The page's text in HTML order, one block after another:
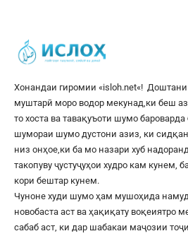
Хонандаи гиромии «isloh.net«!
муштарӣ моро водор мекунад,ки беш
то хоста ва тавақуъоти шумо
шумораи шумо дустони азиз, ки
низ онҳое,ки ба мо назари хуб
такопуву ҷустуҷуҳои худро кам кунем,
кори бештар кунем.
Чуноне худи шумо ҳам мушоҳида
новобаста аст ва ҳақиқату воқеиятро
сабаб аст, ки дар шабакаи маҷозии